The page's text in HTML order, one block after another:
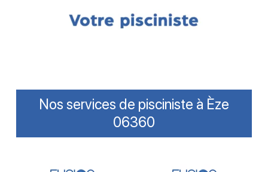
Nos services de pisciniste à Èze
06360